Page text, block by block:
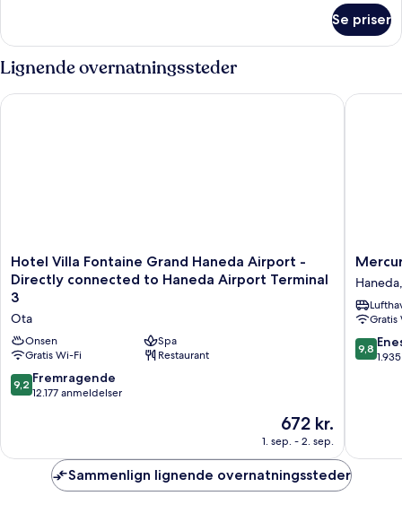
ryger
(For
4
People
værelse
med
2
enkeltsenge
-
Se priser
Lignende overnatningssteder
Hotel
Villa
Fontaine
Grand
Haneda
Airport
-
Directly
connected
Hotel Villa Fontaine Grand Haneda Airport -
Directly connected to Haneda Airport Terminal
3
Ota
Onsen
Spa
Gratis Wi-Fi
Restaurant
9.2
ud
12.177
anmeldelser
9,2 Fremragende
12.177 anmeldelser
Prisen
672 kr.
672 kr.
1. sep. - 2. sep.
Hotel Villa Fontaine Grand Haneda Airport - Directly
Mercure
Tokyo
Haneda
Airport
Haneda,
Haneda,
Gratis
9.8
ud
9,8
Sammenlign lignende overnatningssteder